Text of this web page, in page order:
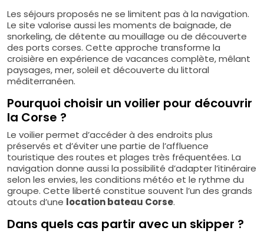
Les séjours proposés ne se limitent pas à la navigation.
Le site valorise aussi les moments de baignade, de
snorkeling, de détente au mouillage ou de découverte
des ports corses. Cette approche transforme la
croisière en expérience de vacances complète, mêlant
paysages, mer, soleil et découverte du littoral
méditerranéen.
Pourquoi choisir un voilier pour découvrir
la Corse ?
Le voilier permet d’accéder à des endroits plus
préservés et d’éviter une partie de l’affluence
touristique des routes et plages très fréquentées. La
navigation donne aussi la possibilité d’adapter l’itinéraire
selon les envies, les conditions météo et le rythme du
groupe. Cette liberté constitue souvent l’un des grands
atouts d’une location bateau Corse.
Dans quels cas partir avec un skipper ?